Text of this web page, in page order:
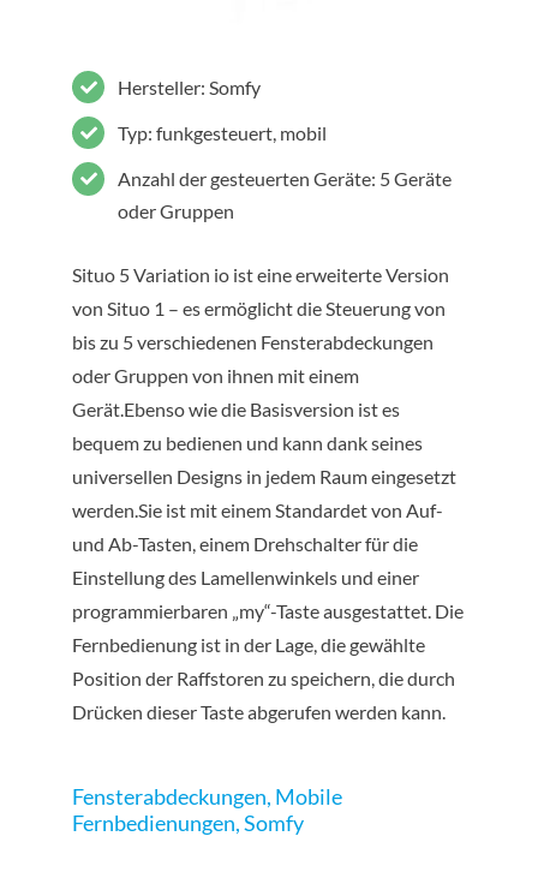
Hersteller: Somfy
Typ: funkgesteuert, mobil
Anzahl der gesteuerten Geräte: 5 Geräte
oder Gruppen
Situo 5 Variation io ist eine erweiterte Version
von Situo 1 – es ermöglicht die Steuerung von
bis zu 5 verschiedenen Fensterabdeckungen
oder Gruppen von ihnen mit einem
Gerät.Ebenso wie die Basisversion ist es
bequem zu bedienen und kann dank seines
universellen Designs in jedem Raum eingesetzt
werden.Sie ist mit einem Standardet von Auf-
und Ab-Tasten, einem Drehschalter für die
Einstellung des Lamellenwinkels und einer
programmierbaren „my“-Taste ausgestattet. Die
Fernbedienung ist in der Lage, die gewählte
Position der Raffstoren zu speichern, die durch
Drücken dieser Taste abgerufen werden kann.
Fensterabdeckungen, Mobile
Fernbedienungen,Somfy